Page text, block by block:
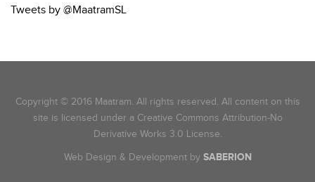
Tweets by @MaatramSL
Copyright © 2016 Maatram. All rights reserved. All content on this
site is licensed under a Creative Commons Attribution-No
Derivative Works 3.0 License.
Web Design & Development by SABERION